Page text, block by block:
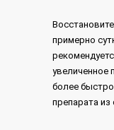
примерно
увеличенное
более
препарата из